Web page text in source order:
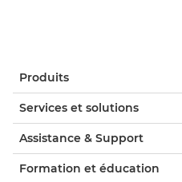
Produits
Services et solutions
Assistance & Support
Formation et éducation